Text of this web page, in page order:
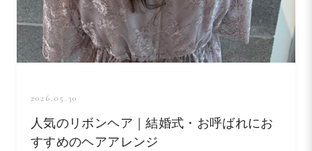
2026.05.30
人気のリボンヘア｜結婚式・お呼ばれにお
すすめのヘアアレンジ